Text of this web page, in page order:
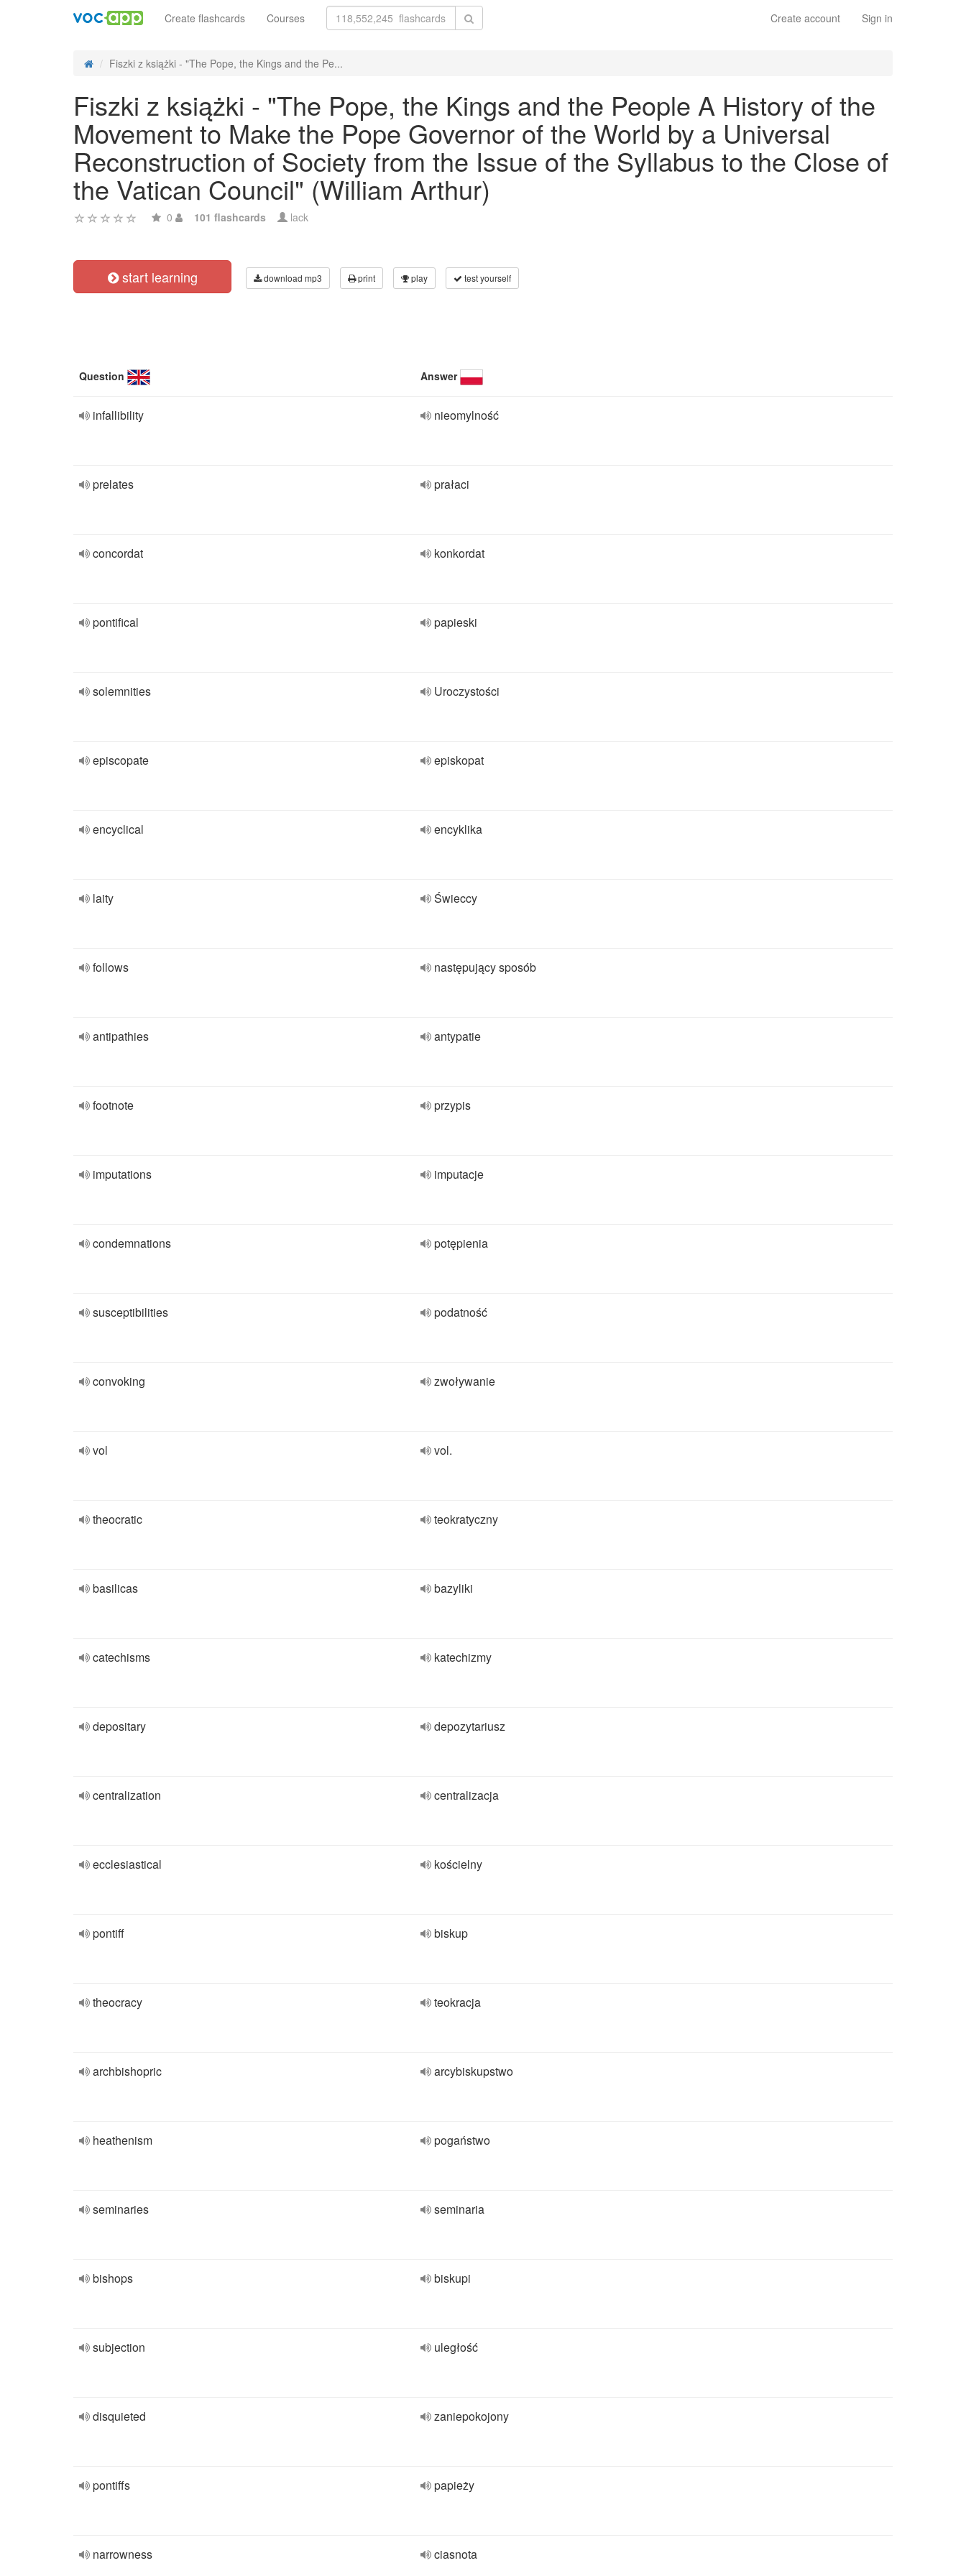
Create account Sign in
Create flashcards Courses
Fiszki z książki - "The Pope, the Kings and the Pe...
Fiszki z książki - "The Pope, the Kings and the People A History of the
Movement to Make the Pope Governor of the World by a Universal
Reconstruction of Society from the Issue of the Syllabus to the Close of
the Vatican Council" (William Arthur)
0 101 flashcards lack
start learning download mp3 print play test yourself
Question Answer
infallibility nieomylność
prelates prałaci
concordat konkordat
pontifical papieski
solemnities Uroczystości
episcopate episkopat
encyclical encyklika
laity Świeccy
follows następujący sposób
antipathies antypatie
footnote przypis
imputations imputacje
condemnations potępienia
susceptibilities podatność
convoking zwoływanie
vol vol.
theocratic teokratyczny
basilicas bazyliki
catechisms katechizmy
depositary depozytariusz
centralization centralizacja
ecclesiastical kościelny
pontiff biskup
theocracy teokracja
archbishopric arcybiskupstwo
heathenism pogaństwo
seminaries seminaria
bishops biskupi
subjection uległość
disquieted zaniepokojony
pontiffs papieży
narrowness ciasnota